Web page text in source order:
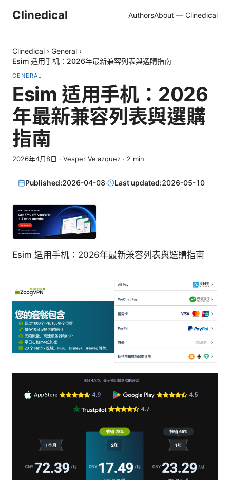
Clinedical AuthorsAbout — Clinedical
Clinedical › General ›
Esim 适用手机：2026年最新兼容列表與選購指南
GENERAL
Esim 适用手机：2026
年最新兼容列表與選購
指南
2026年4月8日 · Vesper Velazquez · 2 min
Published:2026-04-08· Last updated:2026-05-10
Esim 适用手机：2026年最新兼容列表與選購指南